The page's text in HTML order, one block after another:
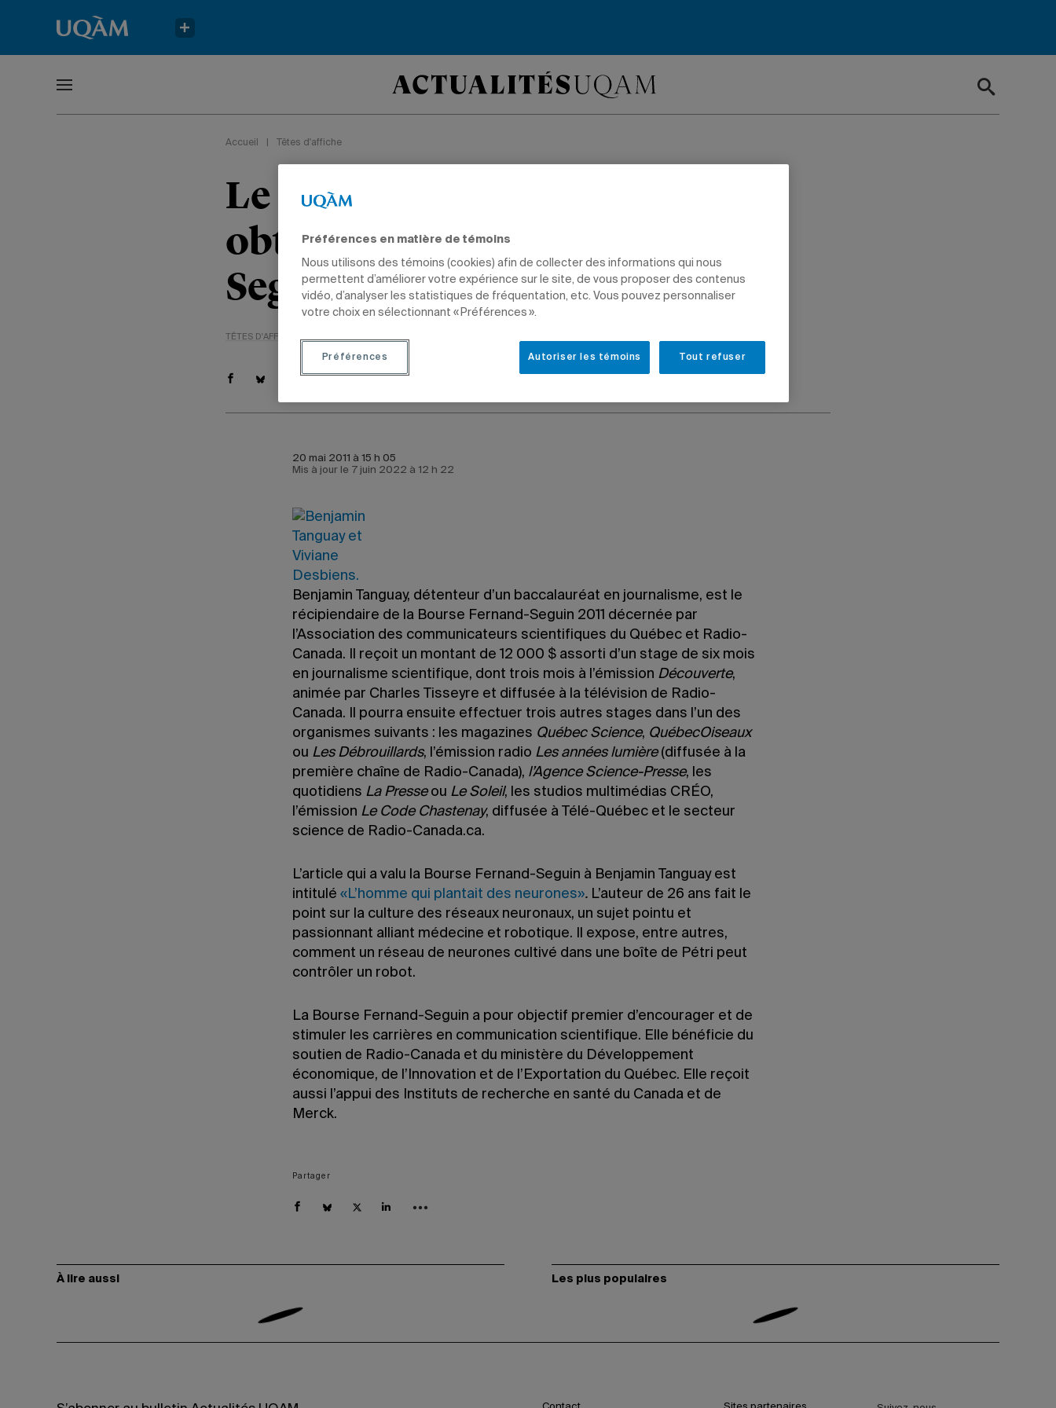
Accueil Têtes d'affiche
Le diplômé Benjamin Tanguay
obtient la Bourse Fernand-
Seguin
TÊTES D'AFFICHE
20 mai 2011 à 15 h 05
Mis à jour le 7 juin 2022 à 12 h 22
Benjamin Tanguay, détenteur d’un baccalauréat en journalisme, est le
récipiendaire de la Bourse Fernand-Seguin 2011 décernée par
l’Association des communicateurs scientifiques du Québec et Radio-
Canada. Il reçoit un montant de 12 000 $ assorti d’un stage de six mois
en journalisme scientifique, dont trois mois à l’émission Découverte,
animée par Charles Tisseyre et diffusée à la télévision de Radio-
Canada. Il pourra ensuite effectuer trois autres stages dans l’un des
organismes suivants : les magazines Québec Science, QuébecOiseaux
ou Les Débrouillards, l’émission radio Les années lumière(diffusée à la
première chaîne de Radio-Canada), l’Agence Science-Presse, les
quotidiens La Presseou Le Soleil, les studios multimédias CRÉO,
l’émission Le CodeChastenay, diffusée à Télé-Québec et le secteur
science de Radio-Canada.ca.
L’article qui a valu la Bourse Fernand-Seguin à Benjamin Tanguay est
intitulé «L’homme qui plantait des neurones». L’auteur de 26 ans fait le
point sur la culture des réseaux neuronaux, un sujet pointu et
passionnant alliant médecine et robotique. Il expose, entre autres,
comment un réseau de neurones cultivé dans une boîte de Pétri peut
contrôler un robot.
La Bourse Fernand-Seguin a pour objectif premier d’encourager et de
stimuler les carrières en communication scientifique. Elle bénéficie du
soutien de Radio-Canada et du ministère du Développement
économique, de l’Innovation et de l’Exportation du Québec. Elle reçoit
aussi l’appui des Instituts de recherche en santé du Canada et de
Merck.
Partager
À lire aussi Les plus populaires
Préférences en matière de témoins
Nous utilisons des témoins (cookies) afin de collecter des informations qui nous
permettent d’améliorer votre expérience sur le site, de vous proposer des contenus
vidéo, d’analyser les statistiques de fréquentation, etc. Vous pouvez personnaliser
votre choix en sélectionnant « Préférences ».
Tout refuser
Autoriser les témoins
Préférences